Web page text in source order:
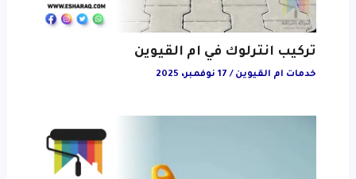
تركيب انترلوك في ام القيوين
خدمات ام القيوين / 17 نوفمبر، 2025